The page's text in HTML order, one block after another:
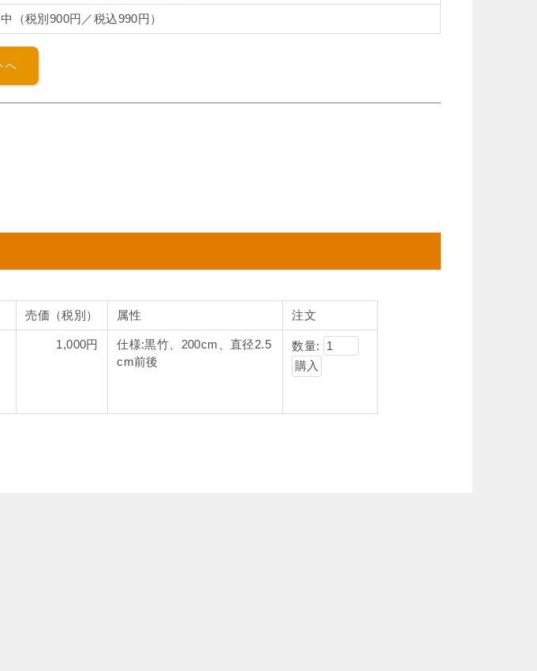
中（税別900円／税込990円）
売価（税別） 属性 注文
1,000円
仕様:黒竹、200cm、直径2.5
cm前後
数量: